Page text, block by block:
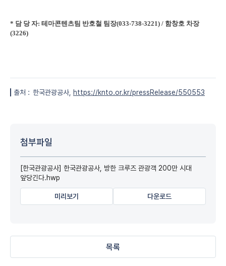
* 담 당 자: 테마콘텐츠팀 반호철 팀장(033-738-3221) / 함창호 차장
(3226)
출처 : 한국관광공사, https://knto.or.kr/pressRelease/550553
첨부파일
[한국관광공사] 한국관광공사, 방한 크루즈 관광객 200만 시대
앞당긴다.hwp
미리보기 다운로드
목록